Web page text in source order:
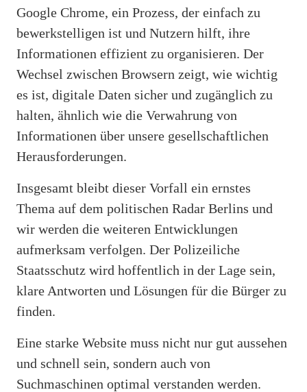
Google Chrome, ein Prozess, der einfach zu
bewerkstelligen ist und Nutzern hilft, ihre
Informationen effizient zu organisieren. Der
Wechsel zwischen Browsern zeigt, wie wichtig
es ist, digitale Daten sicher und zugänglich zu
halten, ähnlich wie die Verwahrung von
Informationen über unsere gesellschaftlichen
Herausforderungen.
Insgesamt bleibt dieser Vorfall ein ernstes
Thema auf dem politischen Radar Berlins und
wir werden die weiteren Entwicklungen
aufmerksam verfolgen. Der Polizeiliche
Staatsschutz wird hoffentlich in der Lage sein,
klare Antworten und Lösungen für die Bürger zu
finden.
Eine starke Website muss nicht nur gut aussehen
und schnell sein, sondern auch von
Suchmaschinen optimal verstanden werden.